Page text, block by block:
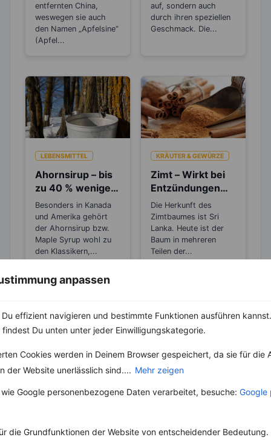
anpassen
effizient navigieren und bestimmte Funktionen ausführen
Du unten unter jeder Einwilligungskategorie.
Cookies werden in Deinem Browser gespeichert, da sie für die
der Website unerlässlich sind.... Mehr zeigen
Google personenbezogene Daten verarbeitet, besuche: Google
die Grundfunktionen der Website von entscheidender Bedeutung.
entfernten China,
weswegen sie auch
den Namen „Apfelsine“
(Apfel...
auf, sondern auch
durch ihren speziellen
Geschmack. Die...
LEBENSMITTEL
Ahornsirup – bis
zu 40 % weniger
Kalorien als
Zucker
Besonders in Kanada
und Amerika gehört
der Ahornsirup bzw.
Maple Syrup wohl zu
den Klassikern,...
KRÄUTER & GEWÜRZE
Zimt – Wirkt bei
Entzündungen
und Rheuma
Die Herkunft des
Zimtbaumes ist Sri
Lanka. Heute ist der
Baum in mehreren
Teilen der...
Weitere Vegetarische Rezepte
Kalorien:550 kcal
Kohlehydrate:74 g